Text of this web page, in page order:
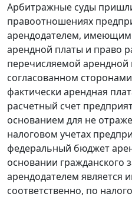
Арбитражные суды
правоотношениях
арендодателем,
арендной платы и право
перечисляемой арендной
согласованном
фактически арендная
расчетный счет
основанием для не
налоговом учетах
федеральный бюджет
основании гражданского
арендодателем является
соответственно, по